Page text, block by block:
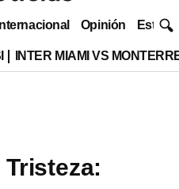
Internacional Opinión Estilo
INTER MIAMI VS